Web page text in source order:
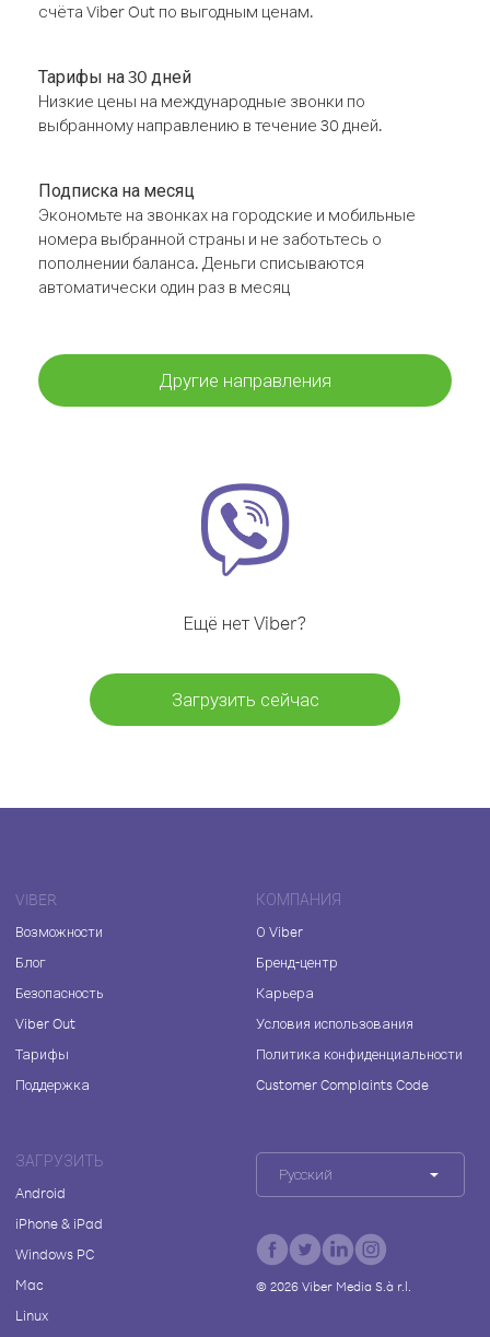
счёта Viber Out по выгодным ценам.
Тарифы на 30 дней
Низкие цены на международные звонки по
выбранному направлению в течение 30 дней.
Подписка на месяц
Экономьте на звонках на городские и мобильные
номера выбранной страны и не заботьтесь о
пополнении баланса. Деньги списываются
автоматически один раз в месяц
Другие направления
Ещё нет Viber?
Загрузить сейчас
VIBER
Возможности
Блог
Безопасность
Viber Out
Тарифы
Поддержка
КОМПАНИЯ
О Viber
Бренд-центр
Карьера
Условия использования
Политика конфиденциальности
Customer Complaints Code
ЗАГРУЗИТЬ
Android
iPhone & iPad
Windows PC
Mac
Linux
Русский
© 2026Viber Media S.à r.l.